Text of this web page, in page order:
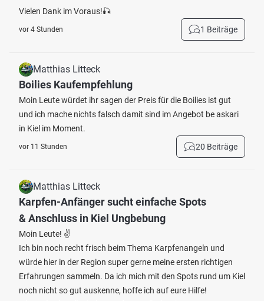
Vielen Dank im Voraus!🎣
vor 4 Stunden 1 Beiträge
Matthias Litteck
Boilies Kaufempfehlung
Moin Leute würdet ihr sagen der Preis für die Boilies ist gut
und ich mache nichts falsch damit sind im Angebot be askari
in Kiel im Moment.
vor 11 Stunden 20 Beiträge
Matthias Litteck
Karpfen-Anfänger sucht einfache Spots
& Anschluss in Kiel Ungbebung
Moin Leute! ✌️
Ich bin noch recht frisch beim Thema Karpfenangeln und
würde hier in der Region super gerne meine ersten richtigen
Erfahrungen sammeln. Da ich mich mit den Spots rund um Kiel
noch nicht so gut auskenne, hoffe ich auf eure Hilfe!